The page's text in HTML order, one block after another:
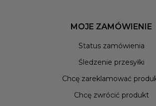
MOJE ZAMÓWIENIE
Status zamówienia
Śledzenie przesyłki
Chcę zareklamować
Chcę zwrócić produkt